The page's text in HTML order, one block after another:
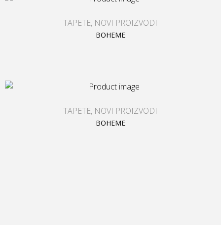
TAPETE, NOVI PROIZVODI
BOHEME
TAPETE, NOVI PROIZVODI
BOHEME